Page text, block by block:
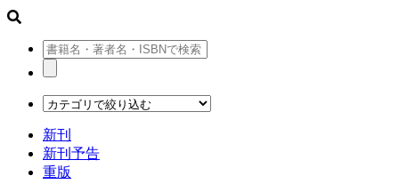
新刊
新刊予告
重版